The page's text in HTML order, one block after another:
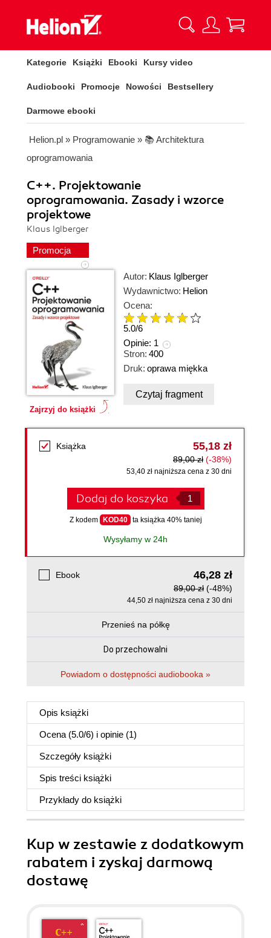
Kategorie Książki Ebooki Kursy video
Audiobooki Promocje Nowości Bestsellery
Darmowe ebooki
Helion.pl » Programowanie » 📚 Architektura
oprogramowania
C++. Projektowanie
oprogramowania. Zasady i wzorce
projektowe
Klaus Iglberger
Promocja
Zajrzyj do książki
Autor: Klaus Iglberger
Wydawnictwo: Helion
Ocena:
5.0/6
Opinie: 1
Stron: 400
Druk: oprawa miękka
Czytaj fragment
Książka 55,18 zł
89,00 zł (-38%)
53,40 zł najniższa cena z 30 dni
Dodaj do koszyka
Z kodem KOD40 ta książka 40% taniej
Wysyłamy w 24h
Ebook 46,28 zł
89,00 zł (-48%)
44,50 zł najniższa cena z 30 dni
Przenieś na półkę
Do przechowalni
Powiadom o dostępności audiobooka »
Opis książki
Ocena (5.0/6) i opinie (1)
Szczegóły książki
Spis treści książki
Przykłady do książki
Kup w zestawie z dodatkowym
rabatem i zyskaj darmową
dostawę